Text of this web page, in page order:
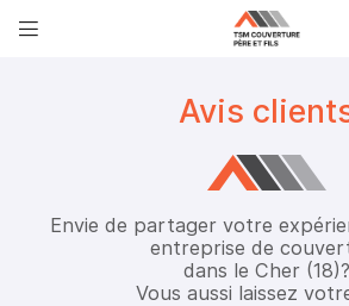

Avis
Envie de partager votre
entreprise de
dans le Cher (18)?
Vous aussi laissez